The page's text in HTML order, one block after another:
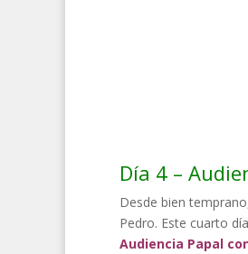
Día 4 –
Desde bien
Pedro. Este cuarto
Audiencia Papal